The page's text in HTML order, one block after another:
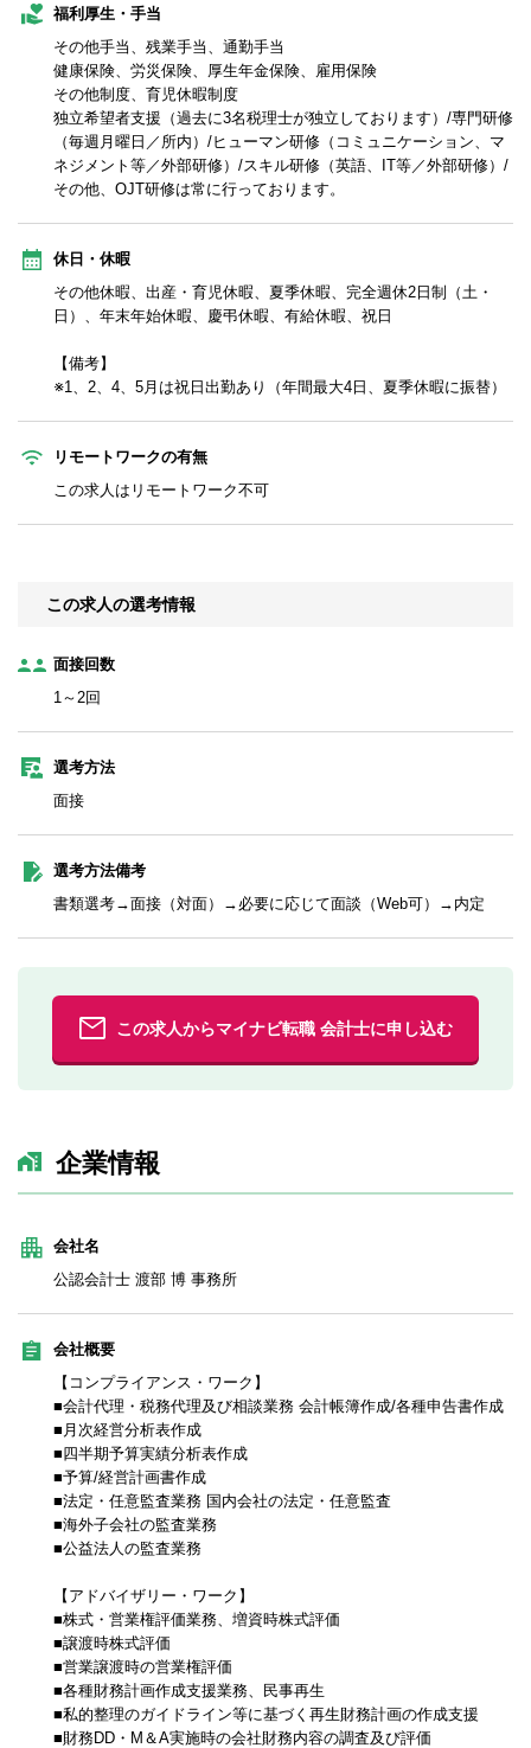
福利厚生・手当
その他手当、残業手当、通勤手当
健康保険、労災保険、厚生年金保険、雇用保険
その他制度、育児休暇制度
独立希望者支援（過去に3名税理士が独立しております）/専門研修
（毎週月曜日／所内）/ヒューマン研修（コミュニケーション、マ
ネジメント等／外部研修）/スキル研修（英語、IT等／外部研修）/
その他、OJT研修は常に行っております。
休日・休暇
その他休暇、出産・育児休暇、夏季休暇、完全週休2日制（土・
日）、年末年始休暇、慶弔休暇、有給休暇、祝日
【備考】
※1、2、4、5月は祝日出勤あり（年間最大4日、夏季休暇に振替）
リモートワークの有無
この求人はリモートワーク不可
この求人の選考情報
面接回数
1～2回
選考方法
面接
選考方法備考
書類選考→面接（対面）→必要に応じて面談（Web可）→内定
この求人からマイナビ転職 会計士に申し込む
企業情報
会社名
公認会計士 渡部 博 事務所
会社概要
【コンプライアンス・ワーク】
■会計代理・税務代理及び相談業務 会計帳簿作成/各種申告書作成
■月次経営分析表作成
■四半期予算実績分析表作成
■予算/経営計画書作成
■法定・任意監査業務 国内会社の法定・任意監査
■海外子会社の監査業務
■公益法人の監査業務
【アドバイザリー・ワーク】
■株式・営業権評価業務、増資時株式評価
■譲渡時株式評価
■営業譲渡時の営業権評価
■各種財務計画作成支援業務、民事再生
■私的整理のガイドライン等に基づく再生財務計画の作成支援
■財務DD・M＆A実施時の会社財務内容の調査及び評価